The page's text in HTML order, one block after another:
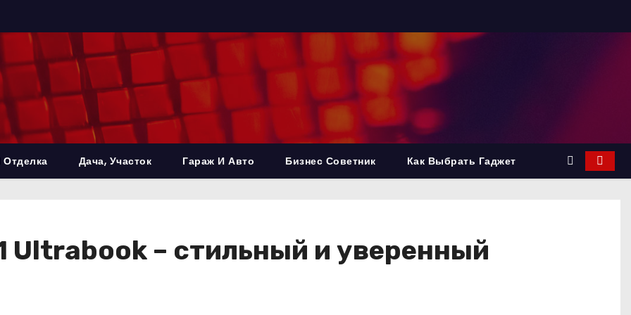
Дача, Участок Гараж И Авто Бизнес Советник Как Выбрать Гаджет
Ultrabook – стильный и уверенный